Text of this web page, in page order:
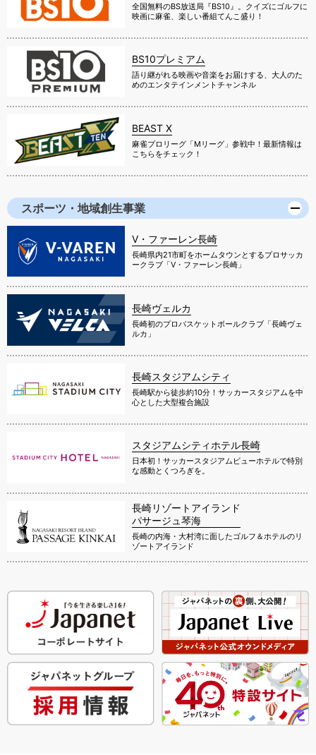
全国無料のBS放送局『BS10』。クイズにゴルフに
映画に麻雀、楽しい番組てんこ盛り！
BS10プレミアム
語り継がれる映画や音楽をお届けする、大人のた
めのエンタテインメントチャンネル
BEAST X
麻雀プロリーグ「Mリーグ」参戦中！最新情報は
こちらをチェック！
スポーツ・地域創生事業
V・ファーレン長崎
長崎県内21市町をホームタウンとするプロサッカ
ークラブ「V・ファーレン長崎」
長崎ヴェルカ
長崎初のプロバスケットボールクラブ「長崎ヴェ
ルカ」
長崎スタジアムシティ
長崎駅から徒歩約10分！サッカースタジアムを中
心とした大型複合施設
スタジアムシティホテル長崎
日本初！サッカースタジアムビューホテルで特別
な感動とくつろぎを。
長崎リゾートアイランド
パサージュ琴海
長崎の内海・大村湾に面したゴルフ＆ホテルのリ
ゾートアイランド